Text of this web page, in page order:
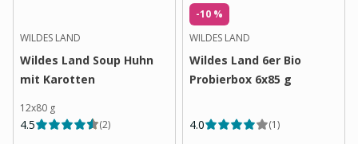
WILDES LAND
Wildes Land Soup Huhn
mit Karotten
12x80 g
4.5 (2)
-10 %
WILDES LAND
Wildes Land 6er Bio
Probierbox 6x85 g
4.0 (1)